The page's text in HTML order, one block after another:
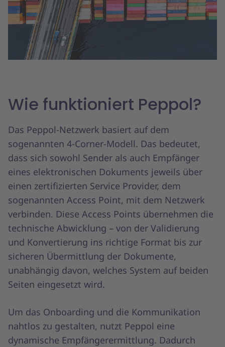
Wie funktioniert Peppol?
Das Peppol-Netzwerk basiert auf dem
sogenannten 4-Corner-Modell. Das bedeutet,
dass sich sowohl Sender als auch Empfänger
eines elektronischen Dokuments jeweils über
einen zertifizierten Service Provider, dem
sogenannten Access Point, mit dem Netzwerk
verbinden. Diese Access Points übernehmen die
technische Abwicklung – von der Validierung
und Konvertierung ins richtige Format bis zur
sicheren Übermittlung der Dokumente,
unabhängig davon, welches System auf beiden
Seiten eingesetzt wird.
Um das Onboarding und die Kommunikation
nahtlos zu gestalten, nutzt Peppol eine
dynamische Empfängerermittlung. Dadurch